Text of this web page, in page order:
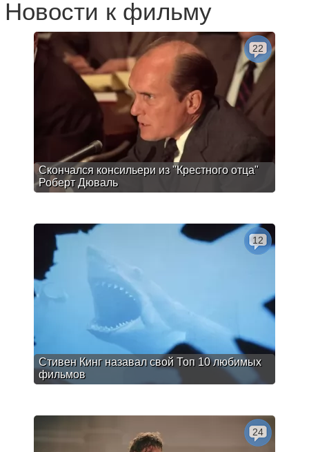
Новости к фильму
Скончался консильери из "Крестного отца"
Роберт Дюваль
22
Стивен Кинг назавал свой Топ 10 любимых
фильмов
12
24